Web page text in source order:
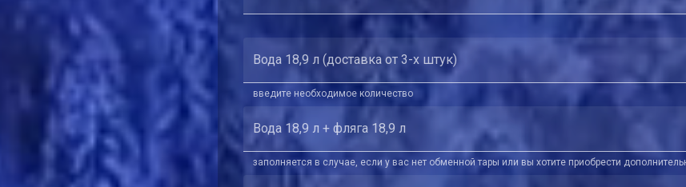
Вода 18,9 л (доставка от 3-х штук)
введите необходимое количество
Вода 18,9 л + фляга 18,9 л
заполняется в случае, если у вас нет обменной тары или вы хотите приобрести